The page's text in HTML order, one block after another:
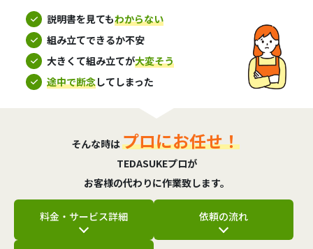
説明書を見てもわからない
組み立てできるか不安
大きくて組み立てが大変そう
途中で断念してしまった
そんな時はプロにお任せ！
TEDASUKEプロが
お客様の代わりに作業致します。
料金・サービス詳細 依頼の流れ